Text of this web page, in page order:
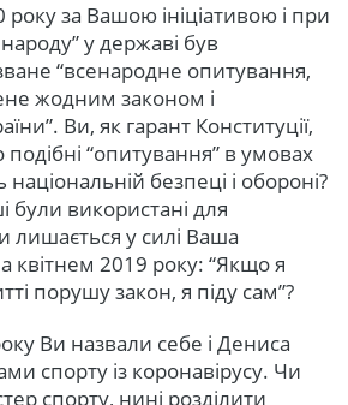
за Вашою ініціативою і при
у державі був
“всенародне опитування,
жодним законом і
Ви, як гарант Конституції,
“опитування” в умовах
безпеці і обороні?
були використані для
лишається у силі Ваша
квітнем 2019 року: “Якщо я
порушу закон, я піду сам”?
Ви назвали себе і Дениса
спорту із коронавірусу. Чи
спорту, нині розділити